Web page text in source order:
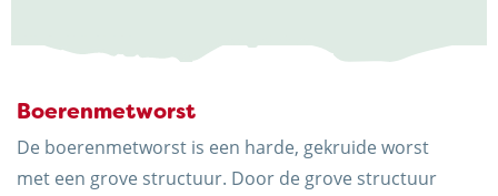
Boerenmetworst
De boerenmetworst is een harde, gekruide worst
met een grove structuur. Door de grove structuur